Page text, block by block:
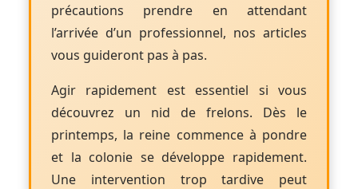
précautions prendre en attendant
l’arrivée d’un professionnel, nos articles
vous guideront pas à pas.
Agir rapidement est essentiel si vous
découvrez un nid de frelons. Dès le
printemps, la reine commence à pondre
et la colonie se développe rapidement.
Une intervention trop tardive peut